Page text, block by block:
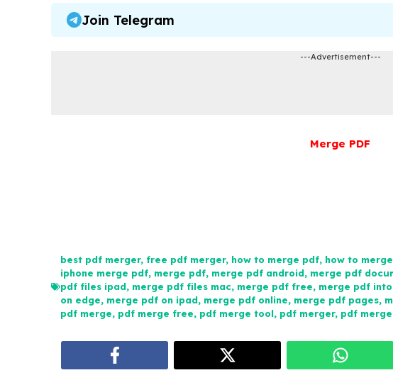
Join Telegram
---Advertisement---
Merge PDF
best pdf merger, free pdf merger, how to merge pdf, how to
iphone merge pdf, merge pdf, merge pdf android, merge pdf
pdf files ipad, merge pdf files mac, merge pdf free, merge pdf
on edge, merge pdf on ipad, merge pdf online, merge pdf pages,
pdf merge, pdf merge free, pdf merge tool, pdf merger, pdf